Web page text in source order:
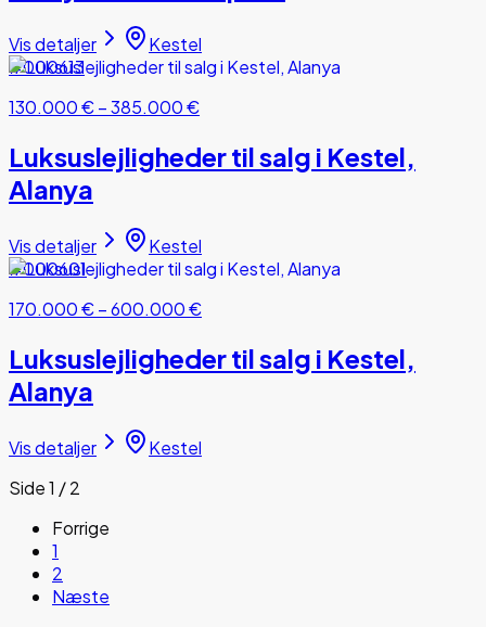
Vis detaljer
Kestel
#000613
130.000 €–385.000 €
Luksuslejligheder til salg i Kestel,
Alanya
Vis detaljer
Kestel
#000601
170.000 €–600.000 €
Luksuslejligheder til salg i Kestel,
Alanya
Vis detaljer
Kestel
Side 1 / 2
Forrige
1
2
Næste